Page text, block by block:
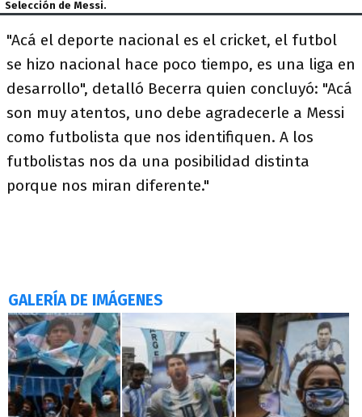
Selección de Messi.
"Acá el deporte nacional es el cricket, el futbol
se hizo nacional hace poco tiempo, es una liga en
desarrollo", detalló Becerra quien concluyó: "Acá
son muy atentos, uno debe agradecerle a Messi
como futbolista que nos identifiquen. A los
futbolistas nos da una posibilidad distinta
porque nos miran diferente."
GALERÍA DE IMÁGENES